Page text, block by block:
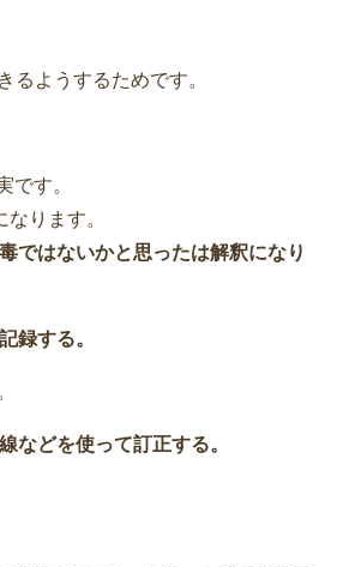
るようするためです。
です。
ります。
ではないかと思ったは解釈になり
録する。
などを使って訂正する。